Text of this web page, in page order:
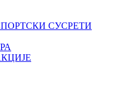
СУСРЕТИ